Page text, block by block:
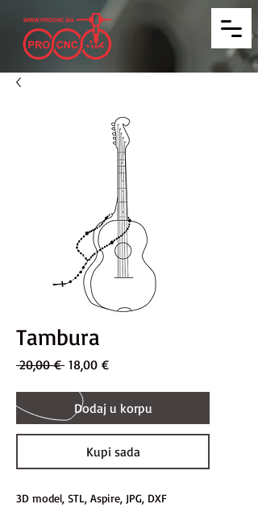
Tambura
20,00 € Regular
18,00 €Sale
Dodaj u korpu
Kupi sada
3D model, STL, Aspire, JPG, DXF